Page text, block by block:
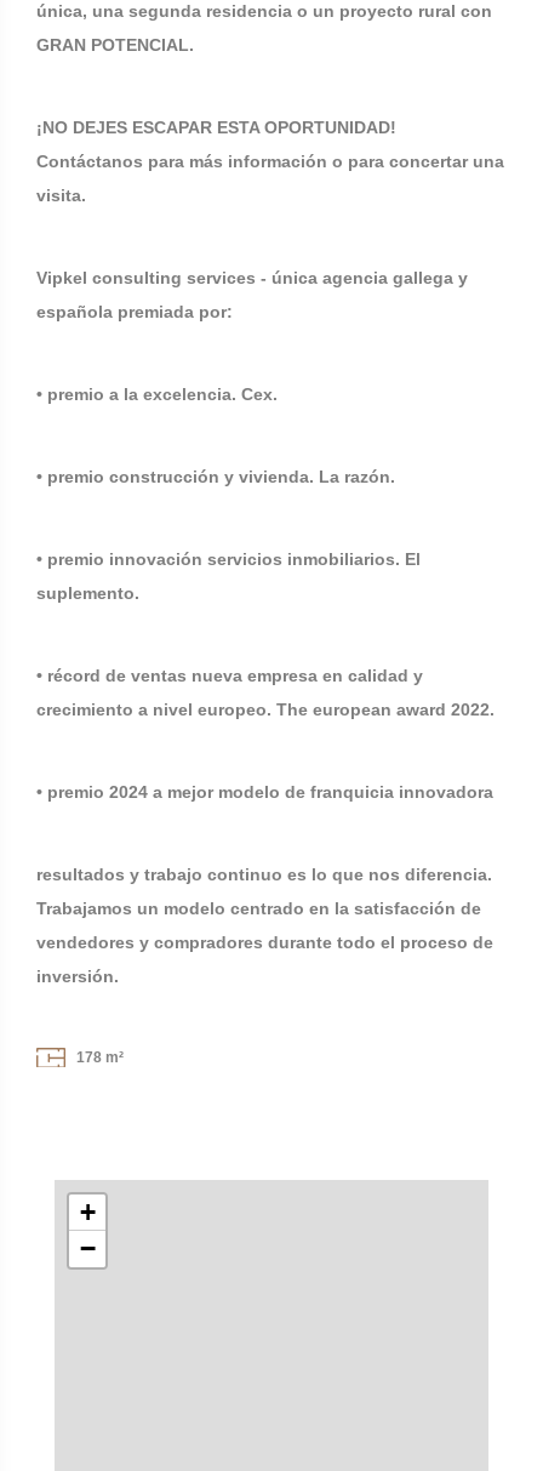
única, una segunda residencia o un proyecto rural con
GRAN POTENCIAL.
¡NO DEJES ESCAPAR ESTA OPORTUNIDAD!
Contáctanos para más información o para concertar una
visita.
Vipkel consulting services - única agencia gallega y
española premiada por:
• premio a la excelencia. Cex.
• premio construcción y vivienda. La razón.
• premio innovación servicios inmobiliarios. El
suplemento.
• récord de ventas nueva empresa en calidad y
crecimiento a nivel europeo. The european award 2022.
• premio 2024 a mejor modelo de franquicia innovadora
resultados y trabajo continuo es lo que nos diferencia.
Trabajamos un modelo centrado en la satisfacción de
vendedores y compradores durante todo el proceso de
inversión.
178 m²
+
−